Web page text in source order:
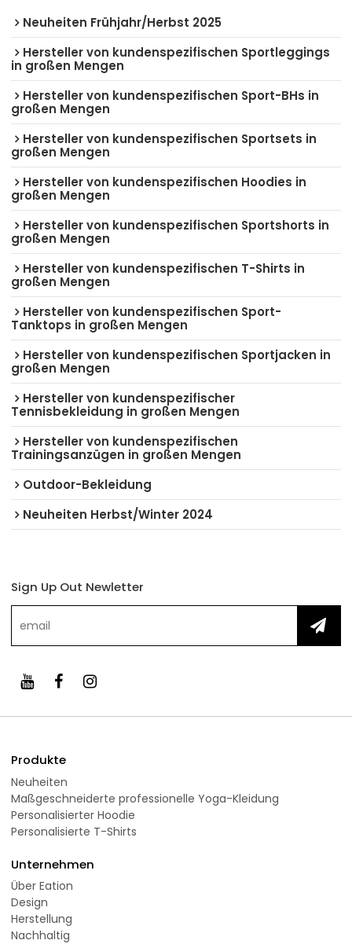
Neuheiten Frühjahr/Herbst 2025
Hersteller von kundenspezifischen Sportleggings
in großen Mengen
Hersteller von kundenspezifischen Sport-BHs in
großen Mengen
Hersteller von kundenspezifischen Sportsets in
großen Mengen
Hersteller von kundenspezifischen Hoodies in
großen Mengen
Hersteller von kundenspezifischen Sportshorts in
großen Mengen
Hersteller von kundenspezifischen T-Shirts in
großen Mengen
Hersteller von kundenspezifischen Sport-
Tanktops in großen Mengen
Hersteller von kundenspezifischen Sportjacken in
großen Mengen
Hersteller von kundenspezifischer
Tennisbekleidung in großen Mengen
Hersteller von kundenspezifischen
Trainingsanzügen in großen Mengen
Outdoor-Bekleidung
Neuheiten Herbst/Winter 2024
Sign Up Out Newletter
Produkte
Neuheiten
Maßgeschneiderte professionelle Yoga-Kleidung
Personalisierter Hoodie
Personalisierte T-Shirts
Unternehmen
Über Eation
Design
Herstellung
Nachhaltig